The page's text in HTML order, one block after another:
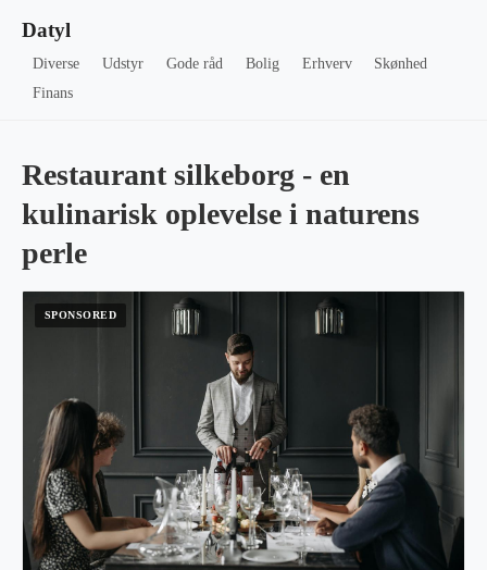
Datyl
Diverse Udstyr Gode råd Bolig Erhverv
Skønhed
Finans
Restaurant silkeborg - en
kulinarisk oplevelse i naturens
perle